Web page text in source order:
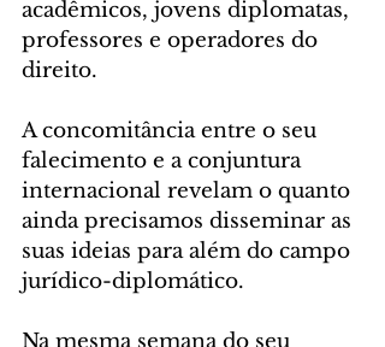
acadêmicos, jovens diplomatas,
professores e operadores do
direito.
A concomitância entre o seu
falecimento e a conjuntura
internacional revelam o quanto
ainda precisamos disseminar as
suas ideias para além do campo
jurídico-diplomático.